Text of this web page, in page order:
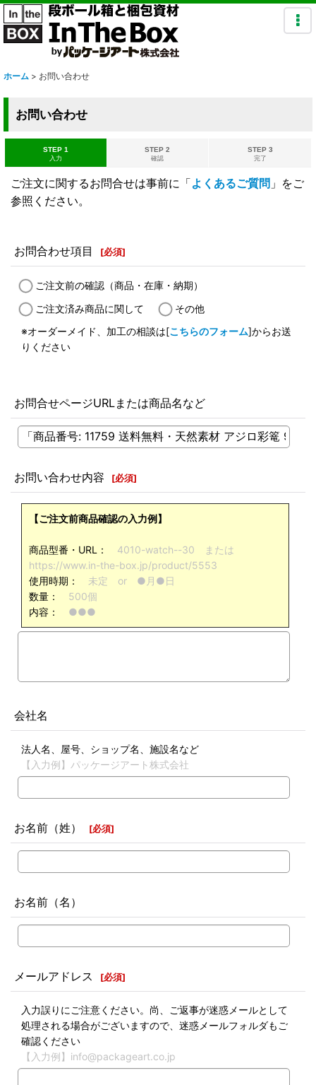
ホーム > お問い合わせ
お問い合わせ
STEP 1
入力
STEP 2
確認
STEP 3
完了
ご注文に関するお問合せは事前に「よくあるご質問 」をご
参照ください。
お問合わせ項目 [必須]
ご注文前の確認（商品・在庫・納期）
ご注文済み商品に関して
その他
※オーダーメイド、加工の相談は[こちらのフォーム]からお送
りください
お問合せページURLまたは商品名など
お問い合わせ内容 [必須]
【ご注文前商品確認の入力例】
商品型番・URL： 4010-watch--30 または
https://www.in-the-box.jp/product/5553
使用時期： 未定 or ●月●日
数量： 500個
内容： ●●●
会社名
法人名、屋号、ショップ名、施設名など
【入力例】パッケージアート株式会社
お名前（姓） [必須]
お名前（名）
メールアドレス [必須]
入力誤りにご注意ください。尚、ご返事が迷惑メールとして
処理される場合がございますので、迷惑メールフォルダもご
確認ください
【入力例】info@packageart.co.jp